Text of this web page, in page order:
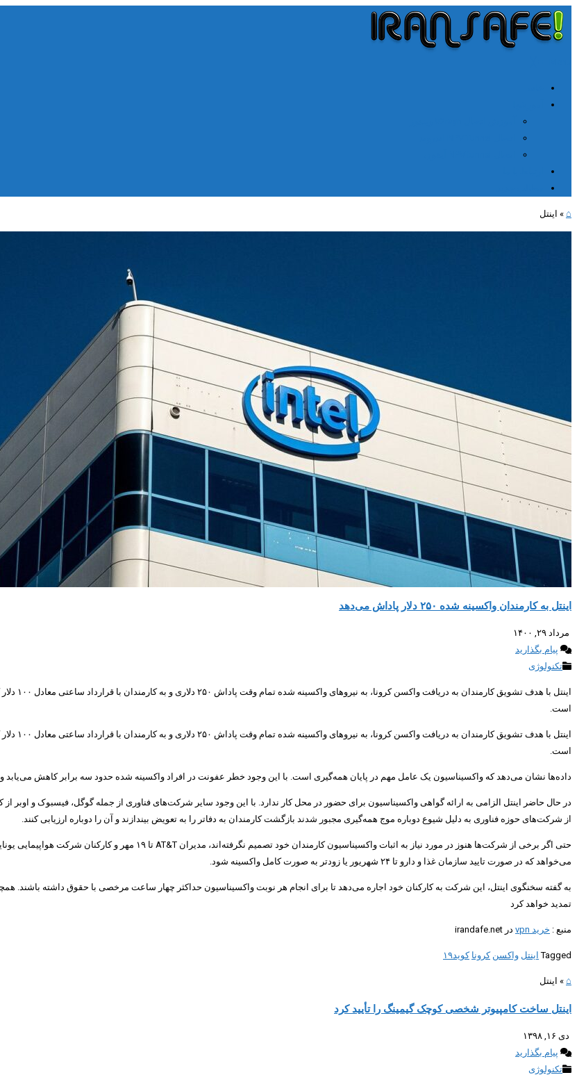
⌂
» اینتل
اینتل به کارمندان واکسینه شده ۲۵۰ دلار پاداش می‌دهد
مرداد ۲۹, ۱۴۰۰
پیام بگذارید
تکنولوژی
اینتل
است.
اینتل
است.
داده‌ها نشان می‌دهد که واکسیناسیون یک عامل مهم در پایان همه‌گیری است. با این وجود خطر عفونت در افراد واکسینه شده حدود سه برابر کاهش می‌یابد
در حال حاضر اینتل الزامی به ارائه گواهی واکسیناسیون برای حضور در محل کار ندارد. با این وجود سایر شرکت‌های فناوری از جمله گوگل، فیسبوک و اوبر از
از شرکت‌های حوزه فناوری به دلیل شیوع دوباره موج همه‌گیری مجبور شدند بازگشت کارمندان به دفاتر را به تعویض بیندازند و آن را دوباره ارزیابی کنند.
می‌خواهد که در صورت تایید سازمان غذا و دارو تا ۲۴ شهریور یا زودتر به صورت کامل واکسینه شود.
به گفته سخنگوی اینتل، این شرکت به کارکنان خود اجاره می‌دهد تا برای انجام هر نوبت واکسیناسیون حداکثر چهار ساعت مرخصی با حقوق داشته باشند.
تمدید خواهد کرد
منبع : خرید vpn در irandafe.net
Tagged اینتل واکسن کرونا کوید۱۹
⌂
» اینتل
اینتل ساخت کامپیوتر شخصی کوچک گیمینگ را تأیید کرد
دی ۱۶, ۱۳۹۸
پیام بگذارید
تکنولوژی